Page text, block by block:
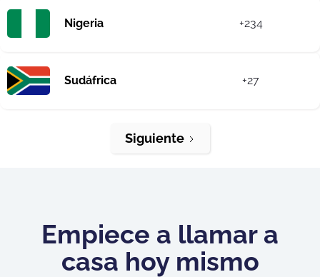
Nigeria +234
Sudáfrica +27
Siguiente
Empiece a llamar a
casa hoy mismo